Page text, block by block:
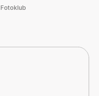
Fotoklub